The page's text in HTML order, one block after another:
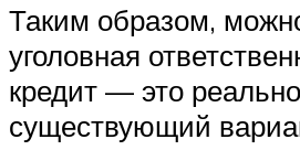
Таким образом,
уголовная
кредит — это реально
существующий